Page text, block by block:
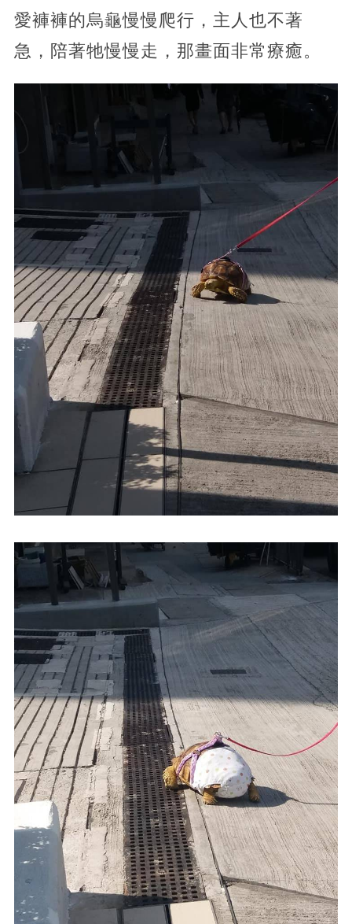
愛褲褲的烏龜慢慢爬行，主人也不著
急，陪著牠慢慢走，那畫面非常療癒。